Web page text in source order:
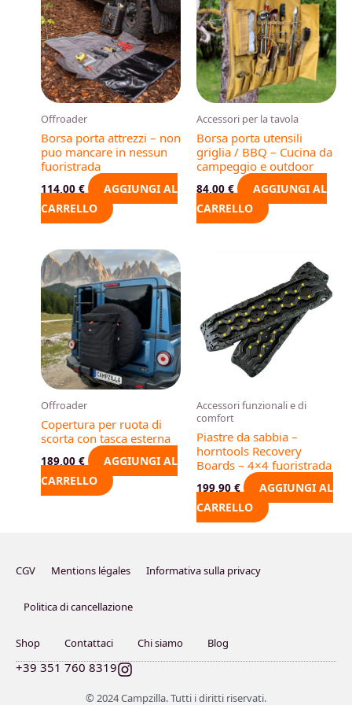
Offroader
Borsa porta attrezzi – non
puo mancare in nessun
fuoristrada
114,00 €
AGGIUNGI AL
CARRELLO
Accessori per la tavola
Borsa porta utensili
griglia / BBQ – Cucina da
campeggio e outdoor
84,00 €
AGGIUNGI AL
CARRELLO
Offroader
Copertura per ruota di
scorta con tasca esterna
189,00 €
AGGIUNGI AL
CARRELLO
Accessori funzionali e di
comfort
Piastre da sabbia –
horntools Recovery
Boards – 4×4 fuoristrada
199,90 €
AGGIUNGI AL
CARRELLO
CGV Mentions légales Informativa sulla privacy
Politica di cancellazione
Shop Contattaci Chi siamo Blog
© 2024 Campzilla. Tutti i diritti riservati.
+39 351 760 8319 I
s